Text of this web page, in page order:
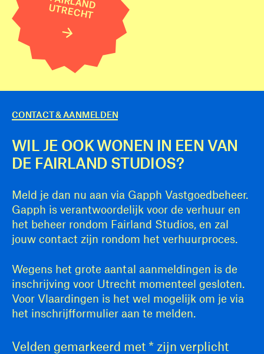
UTRECHT
CONTACT & AANMELDEN
WIL JE OOK WONEN IN EEN VAN
DE FAIRLAND STUDIOS?
Meld je dan nu aan via Gapph Vastgoedbeheer.
Gapph is verantwoordelijk voor de verhuur en
het beheer rondom Fairland Studios, en zal
jouw contact zijn rondom het verhuurproces.
Wegens het grote aantal aanmeldingen is de
inschrijving voor Utrecht momenteel gesloten.
Voor Vlaardingen is het wel mogelijk om je via
het inschrijfformulier aan te melden.
Velden gemarkeerd met * zijn verplicht